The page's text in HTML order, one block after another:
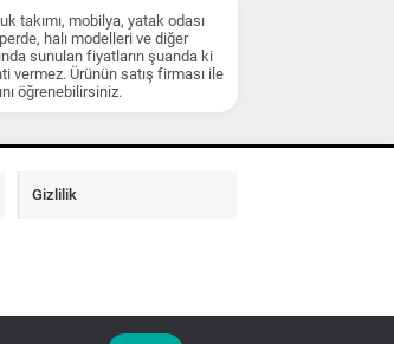
takımı, mobilya, yatak odası
halı modelleri ve diğer
sunulan fiyatların şuanda ki
vermez. Ürünün satış firması ile
öğrenebilirsiniz.
Gizlilik